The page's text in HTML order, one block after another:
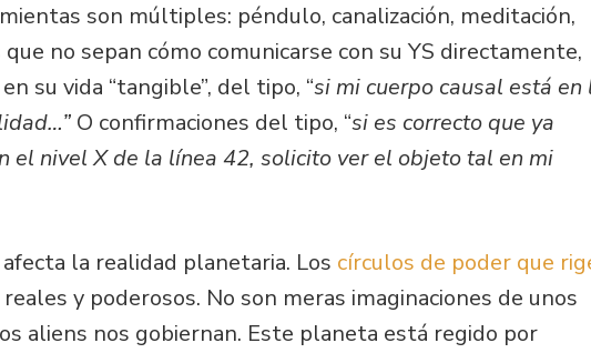
son múltiples: péndulo, canalización, meditación,
no sepan cómo comunicarse con su YS directamente,
su vida “tangible”, del tipo, “si mi cuerpo causal está en
O confirmaciones del tipo, “si es correcto que ya
el nivel X de la línea 42, solicito ver el objeto tal en mi
la realidad planetaria. Los círculos de poder que
y poderosos. No son meras imaginaciones de unos
aliens nos gobiernan. Este planeta está regido por